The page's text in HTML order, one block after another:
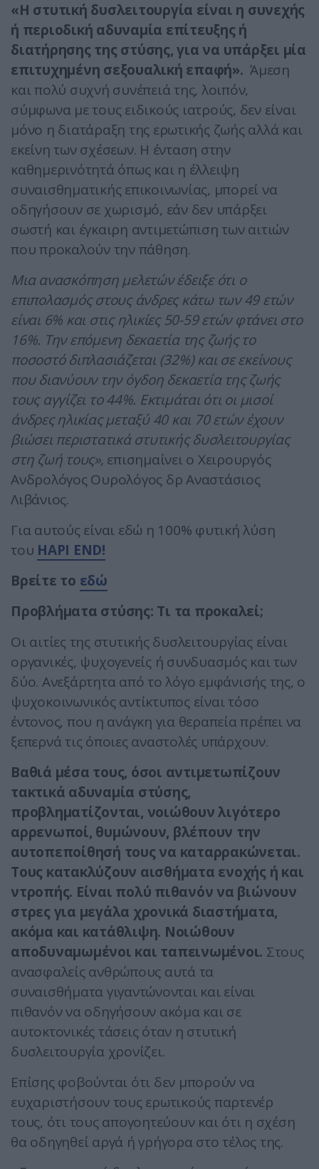
«Η στυτική δυσλειτουργία είναι η συνεχής
ή περιοδική αδυναμία επίτευξης ή
διατήρησης της στύσης, για να υπάρξει μία
επιτυχημένη σεξουαλική επαφή». Άμεση
και πολύ συχνή συνέπειά της, λοιπόν,
σύμφωνα με τους ειδικούς ιατρούς, δεν είναι
μόνο η διατάραξη της ερωτικής ζωής αλλά και
εκείνη των σχέσεων. Η ένταση στην
καθημερινότητά όπως και η έλλειψη
συναισθηματικής επικοινωνίας, μπορεί να
οδηγήσουν σε χωρισμό, εάν δεν υπάρξει
σωστή και έγκαιρη αντιμετώπιση των αιτιών
που προκαλούν την πάθηση.
Μια ανασκόπηση μελετών έδειξε ότι ο
επιπολασμός στους άνδρες κάτω των 49 ετών
είναι 6% και στις ηλικίες 50-59 ετών φτάνει στο
16%. Την επόμενη δεκαετία της ζωής το
ποσοστό διπλασιάζεται (32%) και σε εκείνους
που διανύουν την όγδοη δεκαετία της ζωής
τους αγγίζει το 44%. Εκτιμάται ότι οι μισοί
άνδρες ηλικίας μεταξύ 40 και 70 ετών έχουν
βιώσει περιστατικά στυτικής δυσλειτουργίας
στη ζωή τους», επισημαίνει ο Χειρουργός
Ανδρολόγος Ουρολόγος δρ Αναστάσιος
Λιβάνιος.
Για αυτούς είναι εδώ η 100% φυτική λύση
του HAPI END!
Βρείτε το εδώ
Προβλήματα στύσης: Τι τα προκαλεί;
Οι αιτίες της στυτικής δυσλειτουργίας είναι
οργανικές, ψυχογενείς ή συνδυασμός και των
δύο. Ανεξάρτητα από το λόγο εμφάνισής της, ο
ψυχοκοινωνικός αντίκτυπος είναι τόσο
έντονος, που η ανάγκη για θεραπεία πρέπει να
ξεπερνά τις όποιες αναστολές υπάρχουν.
Βαθιά μέσα τους, όσοι αντιμετωπίζουν
τακτικά αδυναμία στύσης,
προβληματίζονται, νοιώθουν λιγότερο
αρρενωποί, θυμώνουν, βλέπουν την
αυτοπεποίθησή τους να καταρρακώνεται.
Τους κατακλύζουν αισθήματα ενοχής ή και
ντροπής. Είναι πολύ πιθανόν να βιώνουν
στρες για μεγάλα χρονικά διαστήματα,
ακόμα και κατάθλιψη. Νοιώθουν
αποδυναμωμένοι και ταπεινωμένοι. Στους
ανασφαλείς ανθρώπους αυτά τα
συναισθήματα γιγαντώνονται και είναι
πιθανόν να οδηγήσουν ακόμα και σε
αυτοκτονικές τάσεις όταν η στυτική
δυσλειτουργία χρονίζει.
Επίσης φοβούνται ότι δεν μπορούν να
ευχαριστήσουν τους ερωτικούς παρτενέρ
τους, ότι τους απογοητεύουν και ότι η σχέση
θα οδηγηθεί αργά ή γρήγορα στο τέλος της.